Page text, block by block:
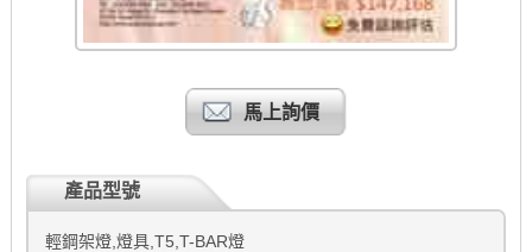
馬上詢價
產品型號
輕鋼架燈,燈具,T5,T-BAR燈